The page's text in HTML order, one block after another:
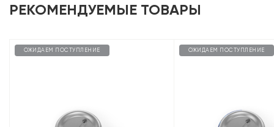
РЕКОМЕНДУЕМЫЕ ТОВАРЫ
ОЖИДАЕМ ПОСТУПЛЕНИЕ ОЖИДАЕМ ПОСТУПЛЕНИЕ